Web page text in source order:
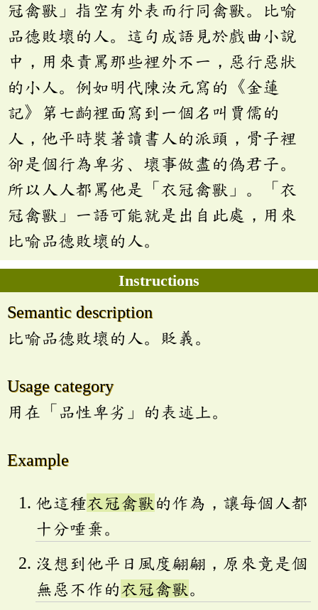
冠禽獸」指空有外表而行同禽獸。比喻
品德敗壞的人。這句成語見於戲曲小說
中，用來責罵那些裡外不一，惡行惡狀
的小人。例如明代陳汝元寫的《金蓮
記》第七齣裡面寫到一個名叫賈儒的
人，他平時裝著讀書人的派頭，骨子裡
卻是個行為卑劣、壞事做盡的偽君子。
所以人人都罵他是「衣冠禽獸」。「衣
冠禽獸」一語可能就是出自此處，用來
比喻品德敗壞的人。
Instructions
Semantic description
比喻品德敗壞的人。貶義。
Usage category
用在「品性卑劣」的表述上。
Example
他這種衣冠禽獸 的作為，讓每個人都
十分唾棄。
沒想到他平日風度翩翩，原來竟是個
無惡不作的衣冠禽獸。